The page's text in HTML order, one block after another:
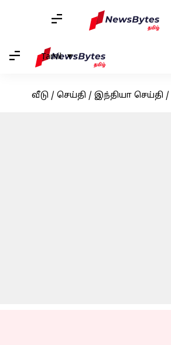
Tamil
வீடு / செய்தி / இந்தியா செய்தி /